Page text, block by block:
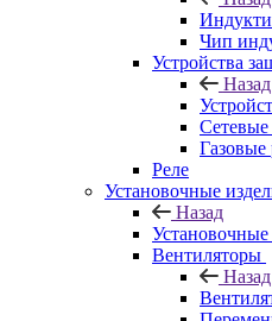
Чип
Устройства
Назад
Газовые
Реле
Установочные
Назад
Установочные
Вентиляторы
Назад